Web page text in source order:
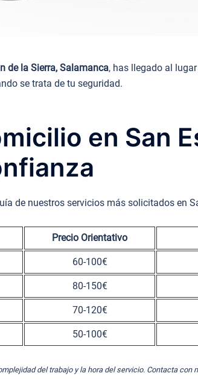
de la Sierra, Salamanca, has llegado al
se trata de tu seguridad.
en San
de nuestros servicios más solicitados en
Precio Orientativo
60-100€
80-150€
70-120€
50-100€
del trabajo y la hora del servicio. Contacta con